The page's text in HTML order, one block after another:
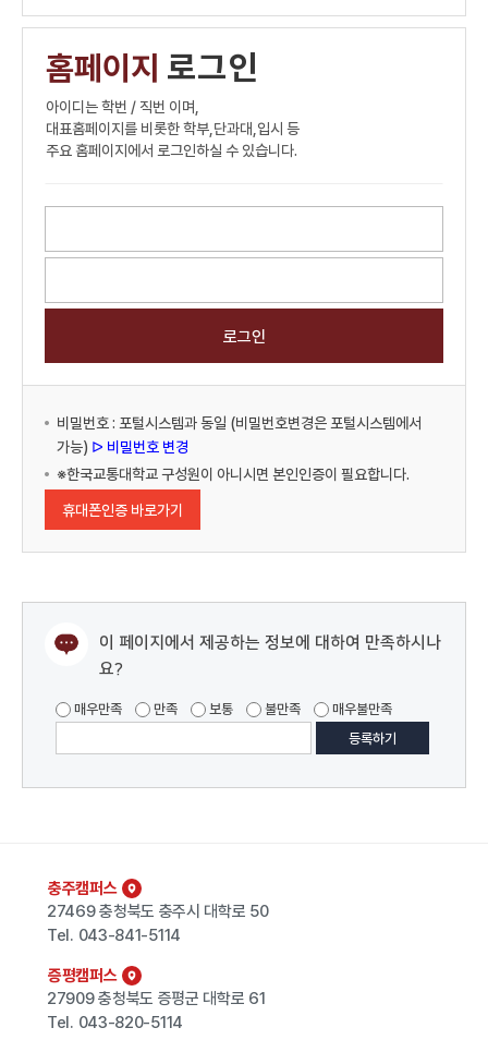
홈페이지 로그인
아이디는 학번 / 직번 이며,
대표홈페이지를 비롯한 학부,단과대,입시 등
주요 홈페이지에서 로그인하실 수 있습니다.
비밀번호 : 포털시스템과 동일 (비밀번호변경은 포털시스템에서
가능) ᐅ 비밀번호 변경
※한국교통대학교 구성원이 아니시면 본인인증이 필요합니다.
휴대폰인증 바로가기
이 페이지에서 제공하는 정보에 대하여 만족하시나
요?
매우만족 만족 보통 불만족 매우불만족
충주캠퍼스
27469 충청북도 충주시 대학로 50
Tel. 043-841-5114
증평캠퍼스
27909 충청북도 증평군 대학로 61
Tel. 043-820-5114